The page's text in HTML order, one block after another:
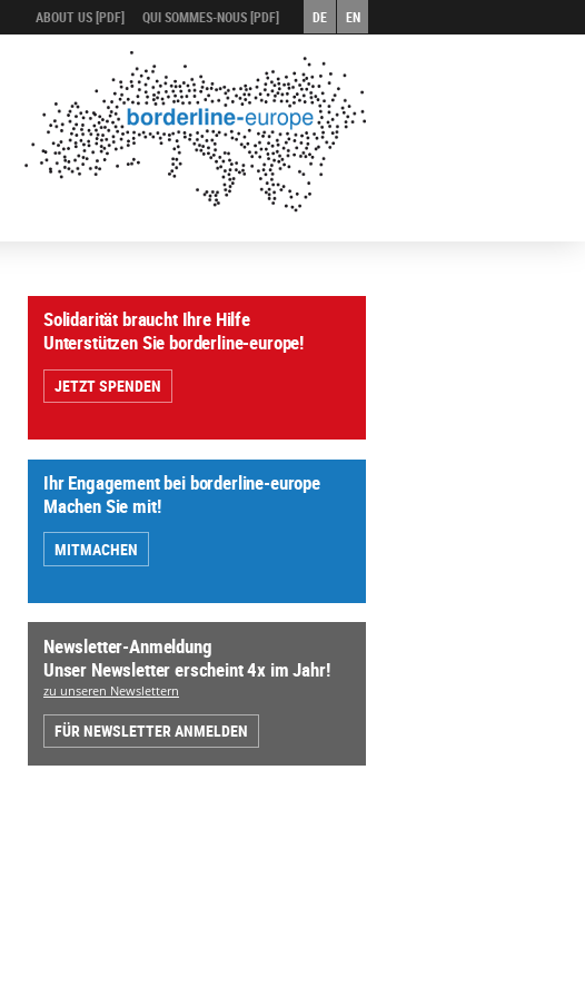
ABOUT US [PDF] QUI SOMMES-NOUS [PDF] DE EN
Solidarität braucht Ihre Hilfe
Unterstützen Sie borderline-europe!
JETZT SPENDEN
Ihr Engagement bei borderline-europe
Machen Sie mit!
MITMACHEN
Newsletter-Anmeldung
Unser Newsletter erscheint 4x im Jahr!
zu unseren Newslettern
FÜR NEWSLETTER ANMELDEN